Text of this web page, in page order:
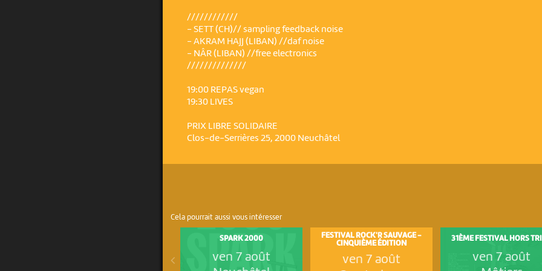
////////////
- SETT (CH)// sampling feedback noise
- AKRAM HAJJ (LIBAN) //daf noise
- NÂR (LIBAN) //free electronics
//////////////
19:00 REPAS vegan
19:30 LIVES
PRIX LIBRE SOLIDAIRE
Clos-de-Serrières 25, 2000 Neuchâtel
Cela pourrait aussi vous intéresser
SPARK 2000
ven 7 août
FESTIVAL ROCK'R SAUVAGE -
CINQUIÈME ÉDITION
ven 7 août
31ÈME FESTIVAL HORS
ven 7 août